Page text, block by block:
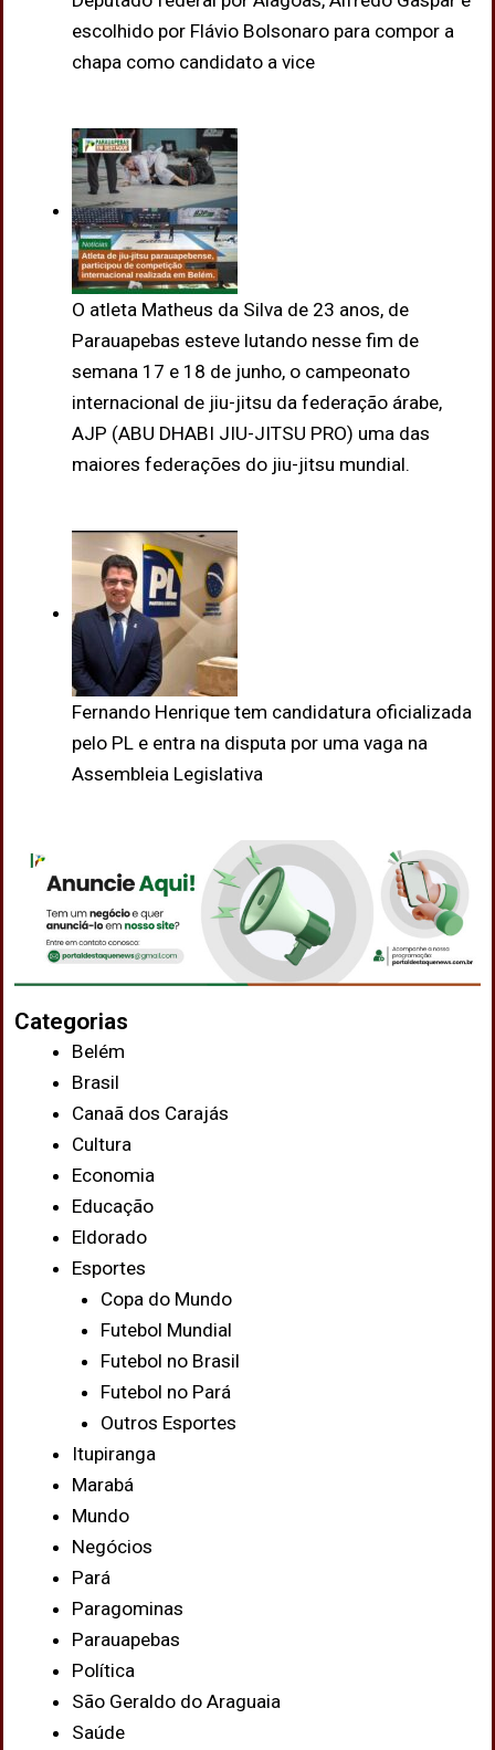
escolhido por Flávio Bolsonaro para compor a
chapa como candidato a vice
O atleta Matheus da Silva de 23 anos, de
Parauapebas esteve lutando nesse fim de
semana 17 e 18 de junho, o campeonato
internacional de jiu-jitsu da federação árabe,
AJP (ABU DHABI JIU-JITSU PRO) uma das
maiores federações do jiu-jitsu mundial.
Fernando Henrique tem candidatura oficializada
pelo PL e entra na disputa por uma vaga na
Assembleia Legislativa
Categorias
Belém
Brasil
Canaã dos Carajás
Cultura
Economia
Educação
Eldorado
Esportes
Copa do Mundo
Futebol Mundial
Futebol no Brasil
Futebol no Pará
Outros Esportes
Itupiranga
Marabá
Mundo
Negócios
Pará
Paragominas
Parauapebas
Política
São Geraldo do Araguaia
Saúde